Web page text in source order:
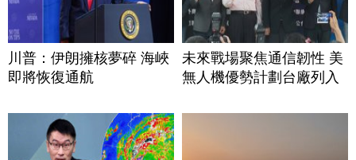
川普：伊朗擁核夢碎 海峽
即將恢復通航
未來戰場聚焦通信韌性 美
無人機優勢計劃台廠列入